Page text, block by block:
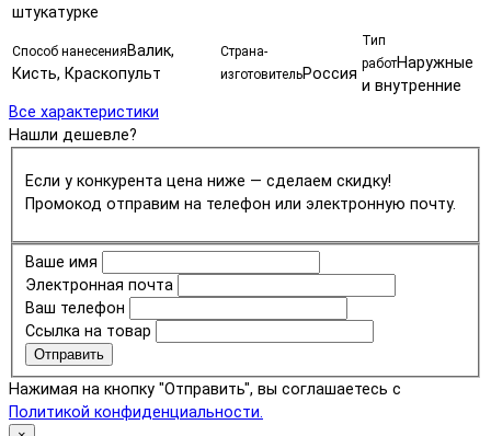
штукатурке
Способ нанесения Валик,
Кисть, Краскопульт
Страна-
изготовительРоссия
Тип
работНаружные
и внутренние
Все характеристики
Нашли дешевле?
Если у конкурента цена ниже — сделаем скидку!
Промокод отправим на телефон или электронную почту.
Ваше имя
Электронная почта
Ваш телефон
Ссылка на товар
Отправить
Нажимая на кнопку "Отправить", вы соглашаетесь с
Политикой конфиденциальности.